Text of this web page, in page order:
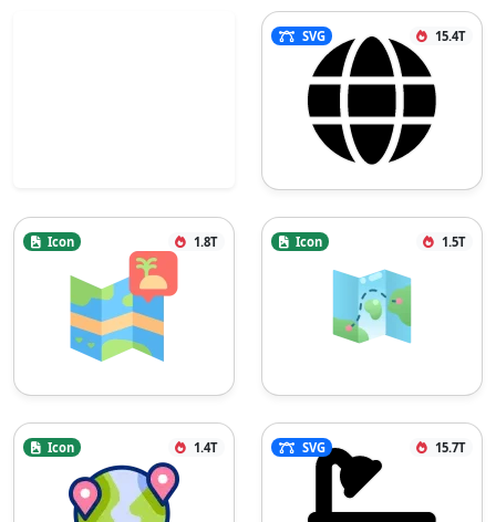
SVG 15.4T
Icon 1.8T Icon 1.5T
Icon 1.4T SVG 15.7T